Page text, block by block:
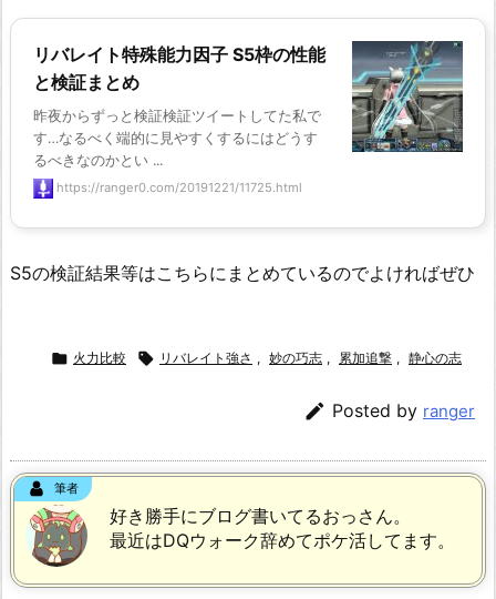
リバレイト特殊能力因子 S5枠の性能
と検証まとめ
昨夜からずっと検証検証ツイートしてた私で
す…なるべく端的に見やすくするにはどうす
るべきなのかとい ...
https://ranger0.com/20191221/11725.html
S5の検証結果等はこちらにまとめているのでよければぜひ
 火力比較  リバレイト強さ , 妙の巧志 , 累加追撃 , 静心の志
 Posted by ranger
筆者
好き勝手にブログ書いてるおっさん。
最近はDQウォーク辞めてポケ活してます。